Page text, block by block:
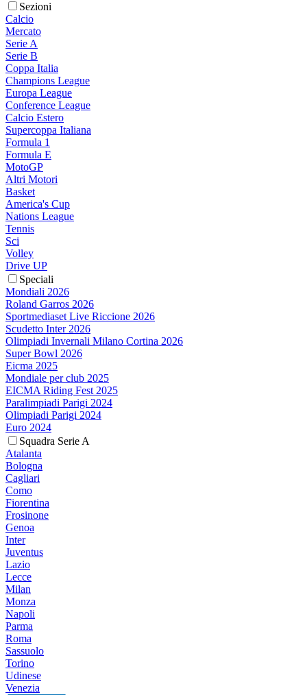
Sezioni
Calcio
Mercato
Serie A
Serie B
Coppa Italia
Champions League
Europa League
Conference League
Calcio Estero
Supercoppa Italiana
Formula 1
Formula E
MotoGP
Altri Motori
Basket
America's Cup
Nations League
Tennis
Sci
Volley
Drive UP
Speciali
Mondiali 2026
Roland Garros 2026
Sportmediaset Live Riccione 2026
Scudetto Inter 2026
Olimpiadi Invernali Milano Cortina 2026
Super Bowl 2026
Eicma 2025
Mondiale per club 2025
EICMA Riding Fest 2025
Paralimpiadi Parigi 2024
Olimpiadi Parigi 2024
Euro 2024
Squadra Serie A
Atalanta
Bologna
Cagliari
Como
Fiorentina
Frosinone
Genoa
Inter
Juventus
Lazio
Lecce
Milan
Monza
Napoli
Parma
Roma
Sassuolo
Torino
Udinese
Venezia